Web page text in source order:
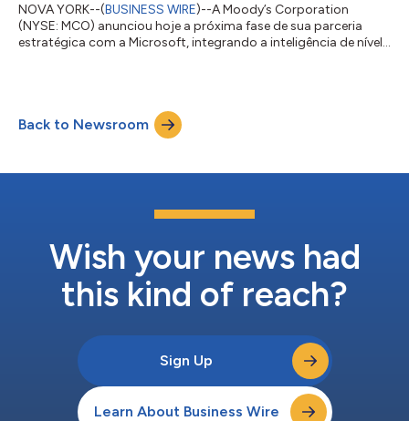
NOVA YORK--(BUSINESS WIRE)--A Moody’s Corporation
(NYSE: MCO) anunciou hoje a próxima fase de sua parceria
estratégica com a Microsoft, integrando a inteligência de nível
da inteligência de nível decisório da Moody’s nos ambientes
corporativos onde seus clientes trabalham diariamente. “Há
mais de 115 anos, a Moody’s serv...
Back to Newsroom
Wish your news had
this kind of reach?
Sign Up
Learn About Business Wire